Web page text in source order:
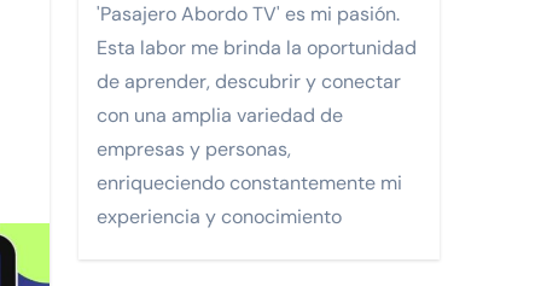
Cabos Pedregal
'Pasajero Abordo TV' es mi pasión.
Esta labor me brinda la oportunidad
de aprender, descubrir y conectar
con una amplia variedad de
empresas y personas,
enriqueciendo constantemente mi
experiencia y conocimiento